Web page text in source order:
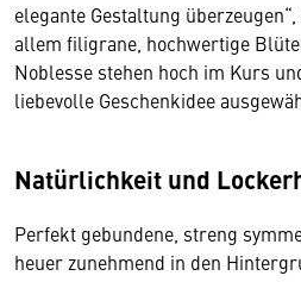
elegante Gestaltung
allem filigrane, hochwertige
Noblesse stehen hoch im Kurs
liebevolle Geschenkidee
Natürlichkeit und
Perfekt gebundene, streng
heuer zunehmend in den